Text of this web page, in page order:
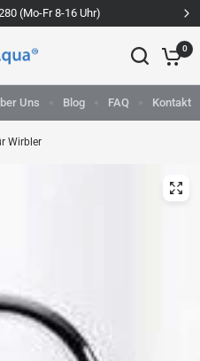
(Mo-Fr 8-16 Uhr)
0
Uns Blog FAQ Kontakt
Wirbler